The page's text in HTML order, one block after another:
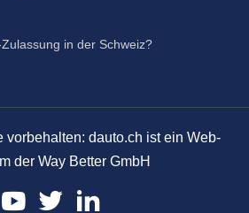
in der Schweiz?
dauto.ch ist ein Web-
der Way Better GmbH